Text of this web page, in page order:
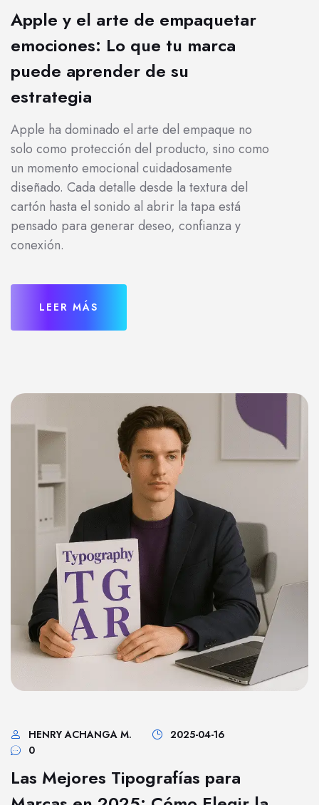
Apple y el arte de empaquetar
emociones: Lo que tu marca
puede aprender de su
estrategia
Apple ha dominado el arte del empaque no
solo como protección del producto, sino como
un momento emocional cuidadosamente
diseñado. Cada detalle desde la textura del
cartón hasta el sonido al abrir la tapa está
pensado para generar deseo, confianza y
conexión.
LEER MÁS
HENRY ACHANGA M.
2025-04-16
0
Las Mejores Tipografías para